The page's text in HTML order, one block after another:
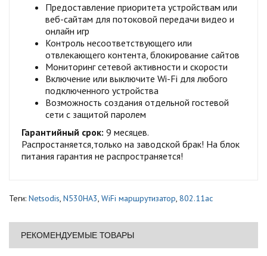
Предоставление приоритета устройствам или
веб-сайтам для потоковой передачи видео и
онлайн игр
Контроль несоответствующего или
отвлекающего контента, блокирование сайтов
Мониторинг сетевой активности и скорости
Включение или выключите Wi-Fi для любого
подключенного устройства
Возможность создания отдельной гостевой
сети с защитой паролем
Гарантийный срок: 9 месяцев.
Распростаняется,только на заводской брак! На блок
питания гарантия не распространяется!
Теги: Netsodis, N530HA3, WiFi маршрутизатор, 802.11ac
РЕКОМЕНДУЕМЫЕ ТОВАРЫ